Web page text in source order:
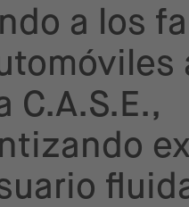
a los
C.A.S.E.,